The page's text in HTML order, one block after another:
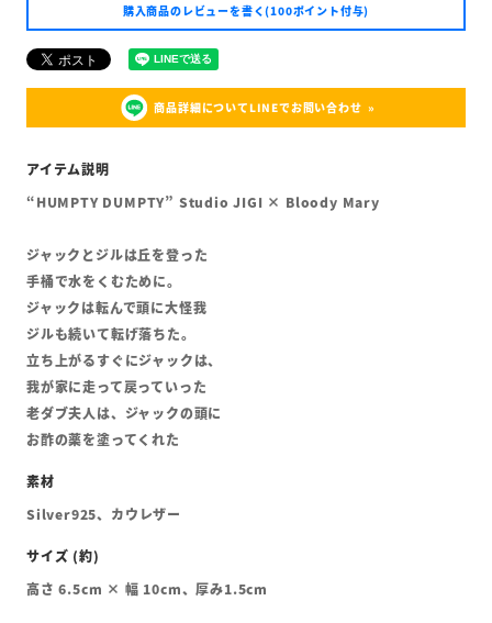
購入商品のレビューを書く(100ポイント付与)
商品詳細についてLINEでお問い合わせ
“HUMPTY DUMPTY” Studio JIGI × Bloody Mary
ジャックとジルは丘を登った
手桶で水をくむために。
ジャックは転んで頭に大怪我
ジルも続いて転げ落ちた。
立ち上がるすぐにジャックは、
我が家に走って戻っていった
老ダブ夫人は、ジャックの頭に
お酢の薬を塗ってくれた
Silver925、カウレザー
高さ 6.5cm × 幅 10cm、厚み1.5cm